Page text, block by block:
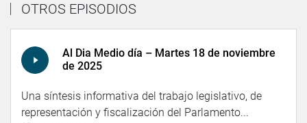
OTROS EPISODIOS
Al Dia Medio día – Martes 18 de noviembre
de 2025
Una síntesis informativa del trabajo legislativo, de
representación y fiscalización del Parlamento...